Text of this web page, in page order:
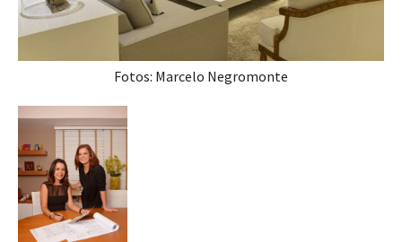
Fotos: Marcelo Negromonte